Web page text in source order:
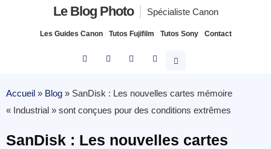
Le Blog Photo Spécialiste Canon
Les Guides Canon Tutos Fujifilm Tutos Sony Contact
Accueil » Blog » SanDisk : Les nouvelles cartes mémoire
« Industrial » sont conçues pour des conditions extrêmes
SanDisk : Les nouvelles cartes